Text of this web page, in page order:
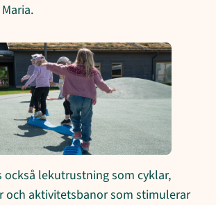
också lekutrustning som cyklar,
och aktivitetsbanor som stimulerar